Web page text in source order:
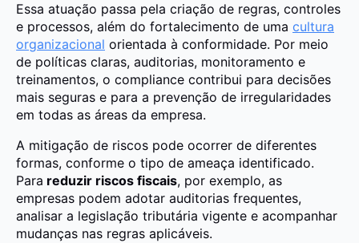
Essa atuação passa pela criação de regras, controles
e processos, além do fortalecimento de uma cultura
organizacional orientada à conformidade. Por meio
de políticas claras, auditorias, monitoramento e
treinamentos, o compliance contribui para decisões
mais seguras e para a prevenção de irregularidades
em todas as áreas da empresa.
A mitigação de riscos pode ocorrer de diferentes
formas, conforme o tipo de ameaça identificado.
Para reduzir riscos fiscais, por exemplo, as
empresas podem adotar auditorias frequentes,
analisar a legislação tributária vigente e acompanhar
mudanças nas regras aplicáveis.